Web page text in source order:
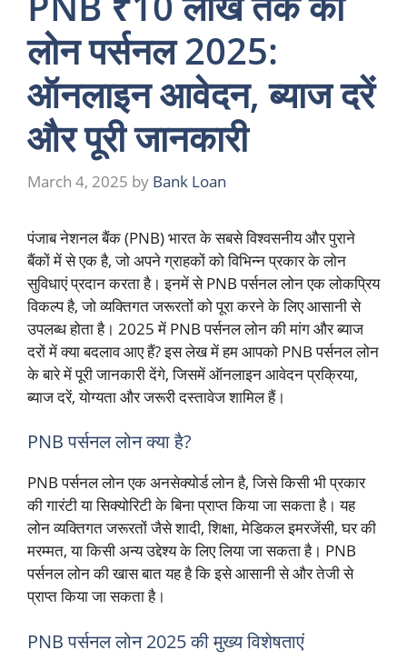
लोन पर्सनल 2025:
ऑनलाइन आवेदन, ब्याज दरें
और पूरी जानकारी
March 4, 2025 by Bank Loan
पंजाब नेशनल बैंक (PNB) भारत के सबसे विश्वसनीय और पुराने
बैंकों में से एक है, जो अपने ग्राहकों को विभिन्न प्रकार के लोन
सुविधाएं प्रदान करता है। इनमें से PNB पर्सनल लोन एक लोकप्रिय
विकल्प है, जो व्यक्तिगत जरूरतों को पूरा करने के लिए आसानी से
उपलब्ध होता है। 2025 में PNB पर्सनल लोन की मांग और ब्याज
दरों में क्या बदलाव आए हैं? इस लेख में हम आपको PNB पर्सनल लोन
के बारे में पूरी जानकारी देंगे, जिसमें ऑनलाइन आवेदन प्रक्रिया,
ब्याज दरें, योग्यता और जरूरी दस्तावेज शामिल हैं।
PNB पर्सनल लोन क्या है?
PNB पर्सनल लोन एक अनसेक्योर्ड लोन है, जिसे किसी भी प्रकार
की गारंटी या सिक्योरिटी के बिना प्राप्त किया जा सकता है। यह
लोन व्यक्तिगत जरूरतों जैसे शादी, शिक्षा, मेडिकल इमरजेंसी, घर की
मरम्मत, या किसी अन्य उद्देश्य के लिए लिया जा सकता है। PNB
पर्सनल लोन की खास बात यह है कि इसे आसानी से और तेजी से
प्राप्त किया जा सकता है।
PNB पर्सनल लोन 2025 की मुख्य विशेषताएं